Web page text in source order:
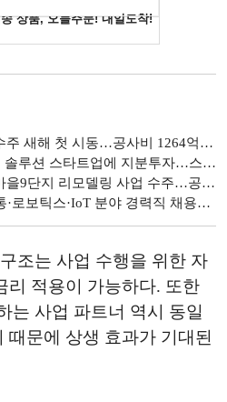
해 첫 시동…공사비 1264억 원 규모
스타트업에 지분투자…스마트건설 확대
모델링 사업 수주…공사비 2280억 원 규모
·IoT 분야 경력직 채용…서류접수 20일까지
조는 사업 수행을 위한 자
리 적용이 가능하다. 또한
는 사업 파트너 역시 동일
때문에 상생 효과가 기대된